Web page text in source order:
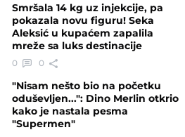
Smršala 14 kg uz injekcije, pa
pokazala novu figuru! Seka
Aleksić u kupaćem zapalila
mreže sa luks destinacije
0 0
"Nisam nešto bio na početku
oduševljen...": Dino Merlin otkrio
kako je nastala pesma
"Supermen"